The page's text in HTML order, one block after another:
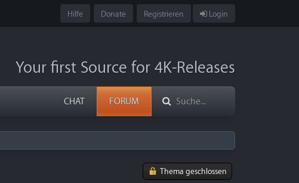
Hilfe Donate Registrieren Login
Your first Source for 4K-Releases
CHAT FORUM
Thema geschlossen